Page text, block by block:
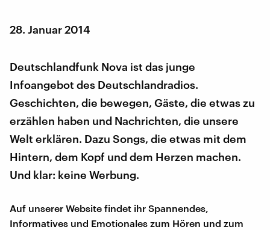
28. Januar 2014
Deutschlandfunk Nova ist das junge
Infoangebot des Deutschlandradios.
Geschichten, die bewegen, Gäste, die etwas zu
erzählen haben und Nachrichten, die unsere
Welt erklären. Dazu Songs, die etwas mit dem
Hintern, dem Kopf und dem Herzen machen.
Und klar: keine Werbung.
Auf unserer Website findet ihr Spannendes,
Informatives und Emotionales zum Hören und zum